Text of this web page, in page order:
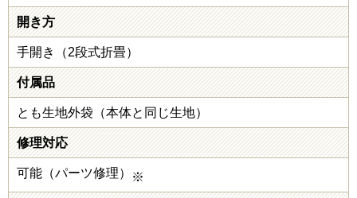
開き方
手開き（2段式折畳）
付属品
とも生地外袋（本体と同じ生地）
修理対応
可能（パーツ修理） ※